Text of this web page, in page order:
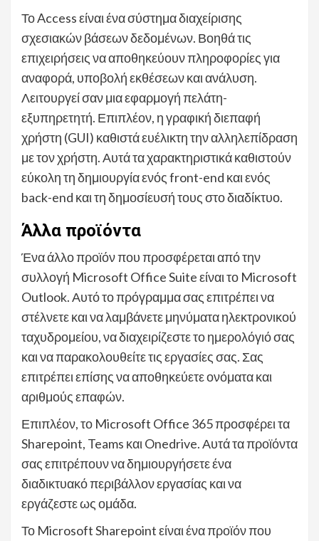
Το Access είναι ένα σύστημα διαχείρισης
σχεσιακών βάσεων δεδομένων. Βοηθά τις
επιχειρήσεις να αποθηκεύουν πληροφορίες για
αναφορά, υποβολή εκθέσεων και ανάλυση.
Λειτουργεί σαν μια εφαρμογή πελάτη-
εξυπηρετητή. Επιπλέον, η γραφική διεπαφή
χρήστη (GUI) καθιστά ευέλικτη την αλληλεπίδραση
με τον χρήστη. Αυτά τα χαρακτηριστικά καθιστούν
εύκολη τη δημιουργία ενός front-end και ενός
back-end και τη δημοσίευσή τους στο διαδίκτυο.
Άλλα προϊόντα
Ένα άλλο προϊόν που προσφέρεται από την
συλλογή Microsoft Office Suite είναι το Microsoft
Outlook. Αυτό το πρόγραμμα σας επιτρέπει να
στέλνετε και να λαμβάνετε μηνύματα ηλεκτρονικού
ταχυδρομείου, να διαχειρίζεστε το ημερολόγιό σας
και να παρακολουθείτε τις εργασίες σας. Σας
επιτρέπει επίσης να αποθηκεύετε ονόματα και
αριθμούς επαφών.
Επιπλέον, το Microsoft Office 365 προσφέρει τα
Sharepoint, Teams και Onedrive. Αυτά τα προϊόντα
σας επιτρέπουν να δημιουργήσετε ένα
διαδικτυακό περιβάλλον εργασίας και να
εργάζεστε ως ομάδα.
Το Microsoft Sharepoint είναι ένα προϊόν που